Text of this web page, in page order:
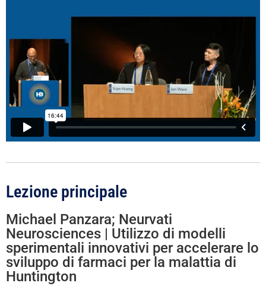
Lezione principale
Michael Panzara; Neurvati
Neurosciences | Utilizzo di modelli
sperimentali innovativi per accelerare lo
sviluppo di farmaci per la malattia di
Huntington